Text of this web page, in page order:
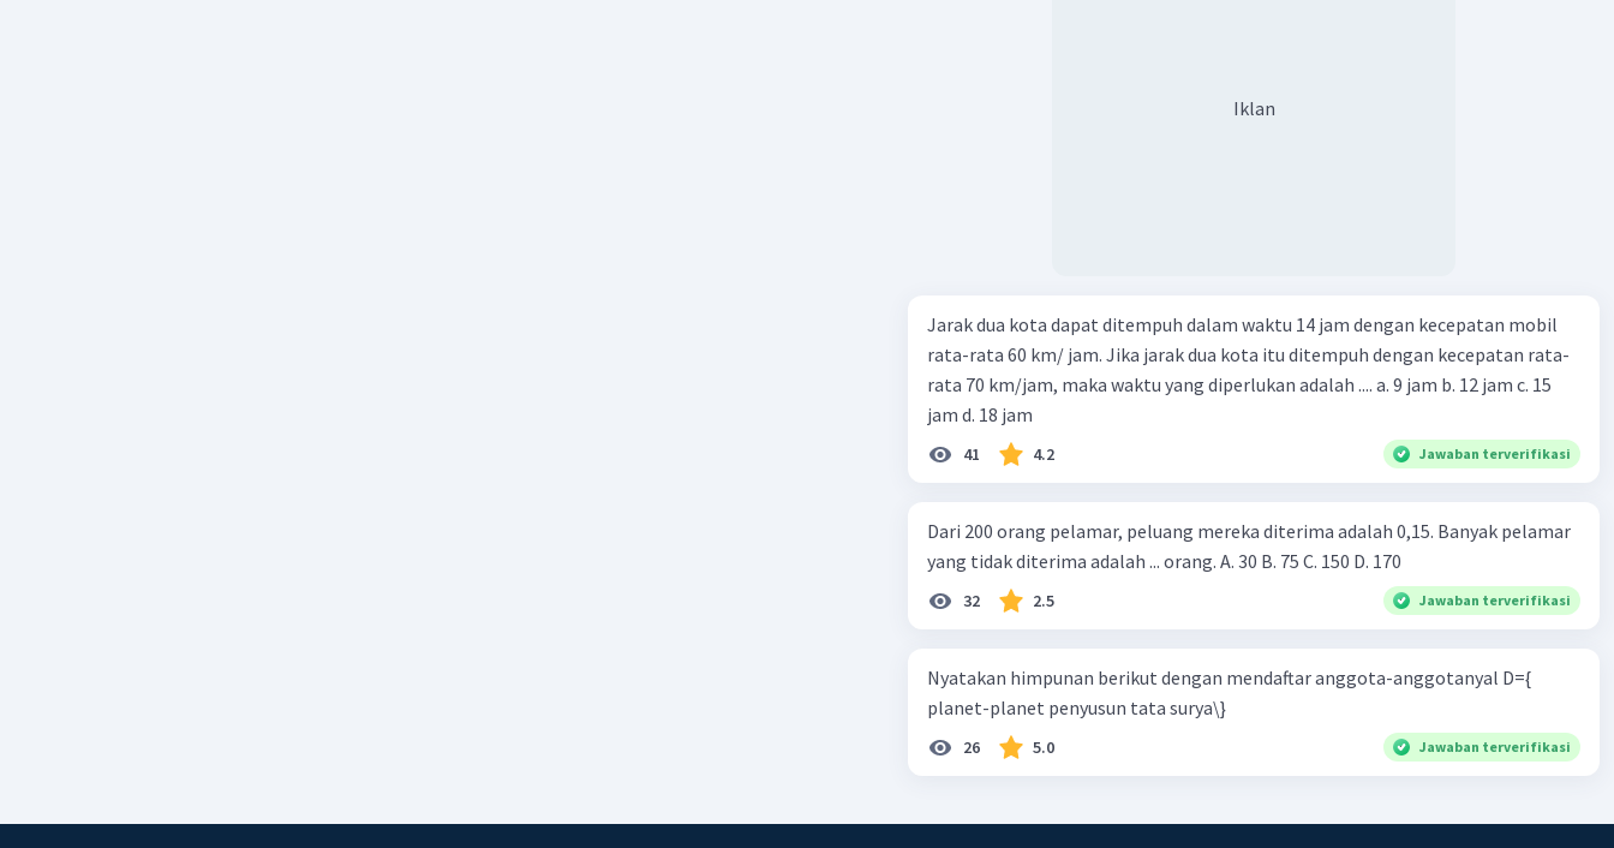
Iklan
Jarak dua kota dapat ditempuh dalam waktu 14 jam dengan kecepatan mobil
rata-rata 60 km/ jam. Jika jarak dua kota itu ditempuh dengan kecepatan rata-
rata 70 km/jam, maka waktu yang diperlukan adalah .... a. 9 jam b. 12 jam c. 15
jam d. 18 jam
41 4.2 Jawaban terverifikasi
Dari 200 orang pelamar, peluang mereka diterima adalah 0,15. Banyak pelamar
yang tidak diterima adalah ... orang. A. 30 B. 75 C. 150 D. 170
32 2.5 Jawaban terverifikasi
Nyatakan himpunan berikut dengan mendaftar anggota-anggotanyal D={
planet-planet penyusun tata surya\}
26 5.0 Jawaban terverifikasi